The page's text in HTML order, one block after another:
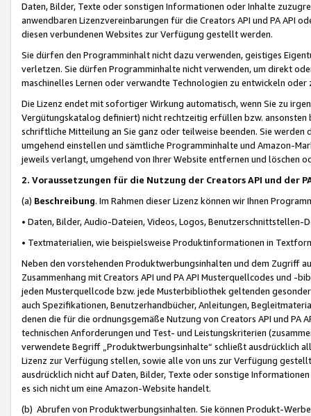
Daten, Bilder, Texte oder sonstigen Informationen oder Inhalte
anwendbaren Lizenzvereinbarungen für die Creators API und PA API
diesen verbundenen Websites zur Verfügung gestellt werden.
Sie dürfen den Programminhalt nicht dazu verwenden, geistiges
verletzen. Sie dürfen Programminhalte nicht verwenden, um direkt
maschinelles Lernen oder verwandte Technologien zu entwickeln
Die Lizenz endet mit sofortiger Wirkung automatisch, wenn Sie zu
Vergütungskatalog definiert) nicht rechtzeitig erfüllen bzw. ansonsten
schriftliche Mitteilung an Sie ganz oder teilweise beenden. Sie werden
umgehend einstellen und sämtliche Programminhalte und Amazon-
jeweils verlangt, umgehend von Ihrer Website entfernen und löschen
2. Voraussetzungen für die Nutzung der Creators API und der
(a) Beschreibung. Im Rahmen dieser Lizenz können wir Ihnen
• Daten, Bilder, Audio-Dateien, Videos, Logos, Benutzerschnittstellen-
• Textmaterialien, wie beispielsweise Produktinformationen in
Neben den vorstehenden Produktwerbungsinhalten und dem Zugriff
Zusammenhang mit Creators API und PA API Musterquellcodes und
jeden Musterquellcode bzw. jede Musterbibliothek geltenden
auch Spezifikationen, Benutzerhandbücher, Anleitungen,
denen die für die ordnungsgemäße Nutzung von Creators API und PA
technischen Anforderungen und Test- und Leistungskriterien
verwendete Begriff „Produktwerbungsinhalte“ schließt ausdrücklich
Lizenz zur Verfügung stellen, sowie alle von uns zur Verfügung
ausdrücklich nicht auf Daten, Bilder, Texte oder sonstige
es sich nicht um eine Amazon-Website handelt.
(b) Abrufen von Produktwerbungsinhalten. Sie können Produkt-